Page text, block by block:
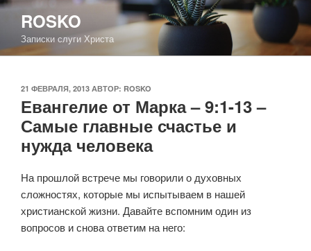
Перейти
содержимому
ROSKO
Записки слуги Христа
ОПУБЛИКОВАНО
21 ФЕВРАЛЯ, 2013 АВТОР: ROSKO
Евангелие от Марка – 9:1-13 –
Самые главные счастье и
нужда человека
На прошлой встрече мы говорили о духовных
сложностях, которые мы испытываем в нашей
христианской жизни. Давайте вспомним один из
вопросов и снова ответим на него: